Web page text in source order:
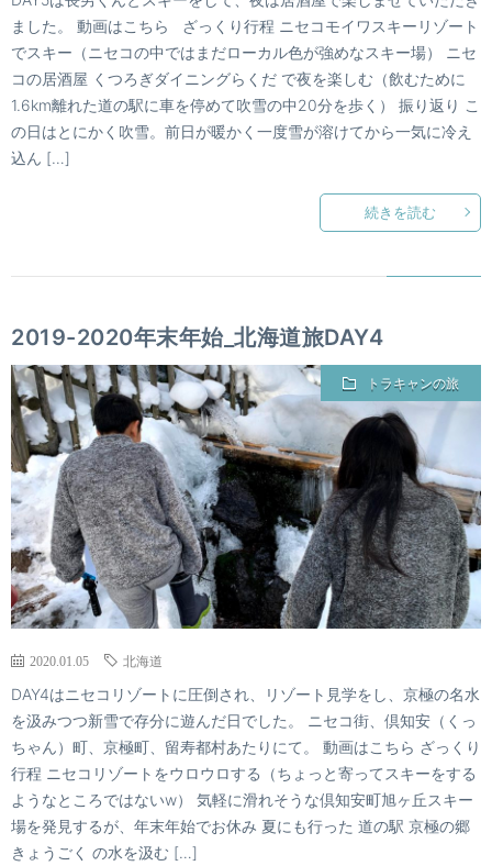
ました。 動画はこちら ざっくり行程 ニセコモイワスキーリゾート
でスキー（ニセコの中ではまだローカル色が強めなスキー場） ニセ
コの居酒屋 くつろぎダイニングらくだ で夜を楽しむ（飲むために
1.6km離れた道の駅に車を停めて吹雪の中20分を歩く） 振り返り こ
の日はとにかく吹雪。前日が暖かく一度雪が溶けてから一気に冷え
込ん […]
続きを読む
2019-2020年末年始_北海道旅DAY4
トラキャンの旅
2020.01.05 北海道
DAY4はニセコリゾートに圧倒され、リゾート見学をし、京極の名水
を汲みつつ新雪で存分に遊んだ日でした。 ニセコ街、倶知安（くっ
ちゃん）町、京極町、留寿都村あたりにて。 動画はこちら ざっくり
行程 ニセコリゾートをウロウロする（ちょっと寄ってスキーをする
ようなところではないw） 気軽に滑れそうな倶知安町旭ヶ丘スキー
場を発見するが、年末年始でお休み 夏にも行った 道の駅 京極の郷
きょうごく の水を汲む […]